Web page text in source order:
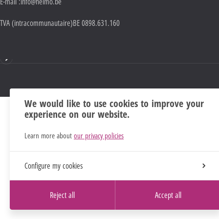
TVA (intracommunautaire)BE 0898.631.160
We would like to use cookies to improve your
experience on our website.
Learn more about our privacy policies
Configure my cookies
Reject all Accept all